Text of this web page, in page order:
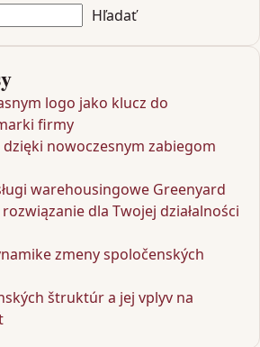
Hľadať
logo jako klucz do
firmy
dzięki nowoczesnym zabiegom
warehousingowe Greenyard
dla Twojej działalności
zmeny spoločenských
štruktúr a jej vplyv na